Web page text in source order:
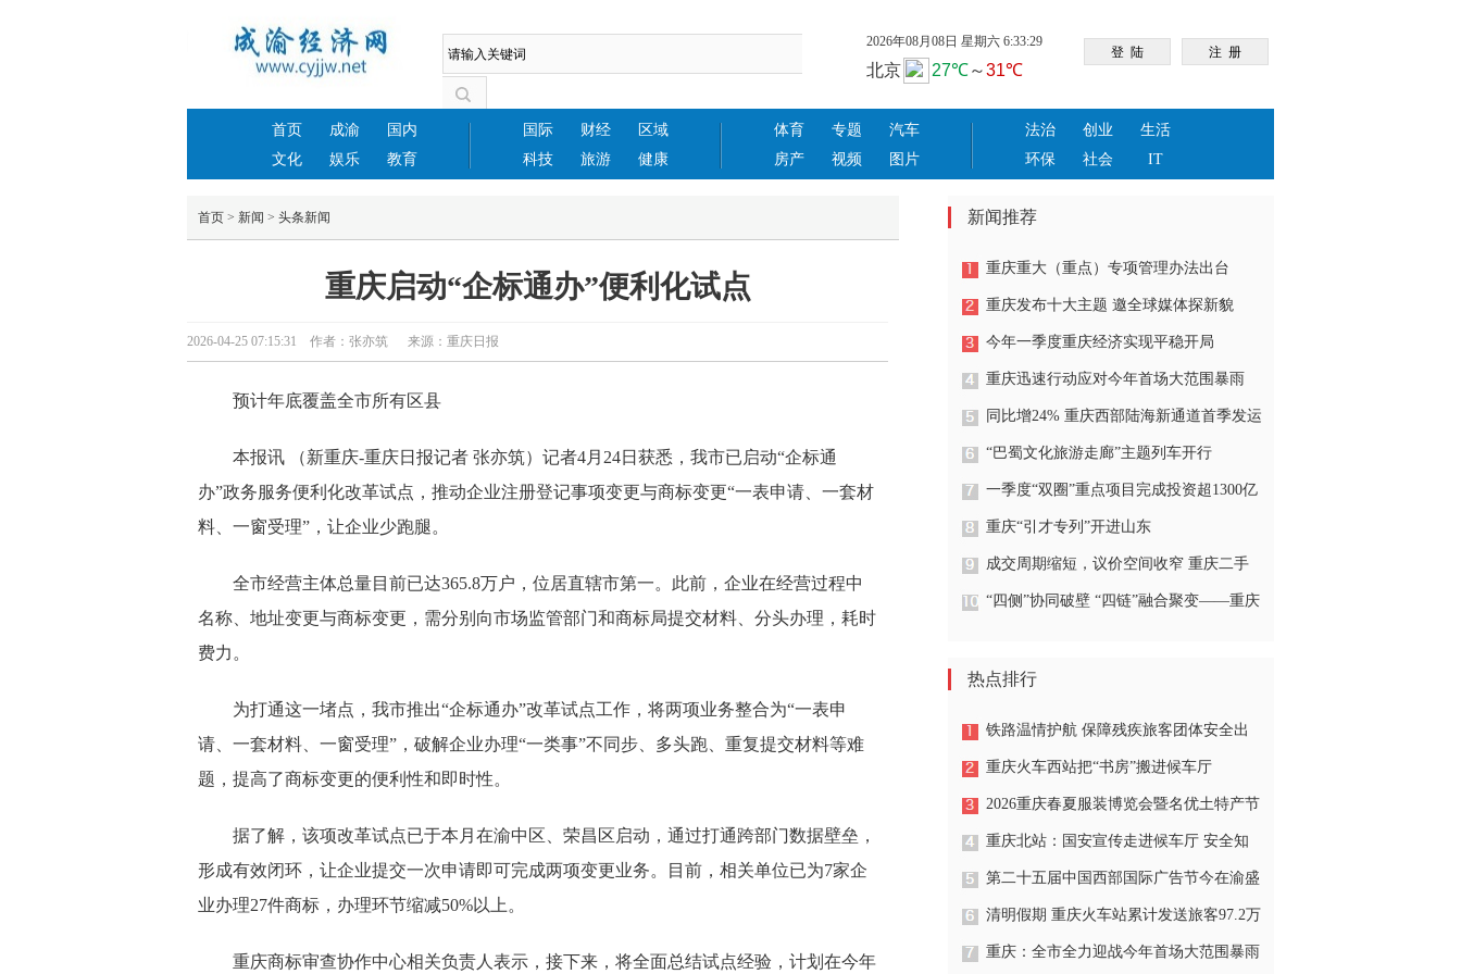
2026年08月08日 星期六 6:33:29
首页 成渝
国内
文化
娱乐 教育
国际 财经
区域
科技
旅游 健康
体育 专题
汽车
房产
视频 图片
法治 创业
生活
环保
社会 IT
首页 > 新闻 > 头条新闻
重庆启动“企标通办”便利化试点
2026-04-25 07:15:31 作者：张亦筑 来源：重庆日报
预计年底覆盖全市所有区县
本报讯 （新重庆-重庆日报记者 张亦筑）记者4月24日获悉，我市已启动“企标通
办”政务服务便利化改革试点，推动企业注册登记事项变更与商标变更“一表申请、一套材
料、一窗受理”，让企业少跑腿。
全市经营主体总量目前已达365.8万户，位居直辖市第一。此前，企业在经营过程中
名称、地址变更与商标变更，需分别向市场监管部门和商标局提交材料、分头办理，耗时
费力。
为打通这一堵点，我市推出“企标通办”改革试点工作，将两项业务整合为“一表申
请、一套材料、一窗受理”，破解企业办理“一类事”不同步、多头跑、重复提交材料等难
题，提高了商标变更的便利性和即时性。
据了解，该项改革试点已于本月在渝中区、荣昌区启动，通过打通跨部门数据壁垒，
形成有效闭环，让企业提交一次申请即可完成两项变更业务。目前，相关单位已为7家企
业办理27件商标，办理环节缩减50%以上。
重庆商标审查协作中心相关负责人表示，接下来，将全面总结试点经验，计划在今年
新闻推荐
重庆重大（重点）专项管理办法出台
重庆发布十大主题 邀全球媒体探新貌
今年一季度重庆经济实现平稳开局
重庆迅速行动应对今年首场大范围暴雨
同比增24% 重庆西部陆海新通道首季发运
货物近8万标箱
“巴蜀文化旅游走廊”主题列车开行
一季度“双圈”重点项目完成投资超1300亿
元
重庆“引才专列”开进山东
成交周期缩短，议价空间收窄 重庆二手
房迎来“小阳春”
“四侧”协同破壁 “四链”融合聚变——重庆
热点排行
铁路温情护航 保障残疾旅客团体安全出
行
重庆火车西站把“书房”搬进候车厅
2026重庆春夏服装博览会暨名优土特产节
今在南坪会展中心火爆开启
重庆北站：国安宣传走进候车厅 安全知
识送到旅客身边
第二十五届中国西部国际广告节今在渝盛
大开幕
清明假期 重庆火车站累计发送旅客97.2万
人次
重庆：全市全力迎战今年首场大范围暴雨